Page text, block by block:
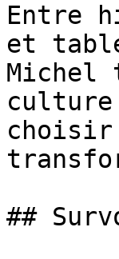
Entre
et
Michel
choisir
##